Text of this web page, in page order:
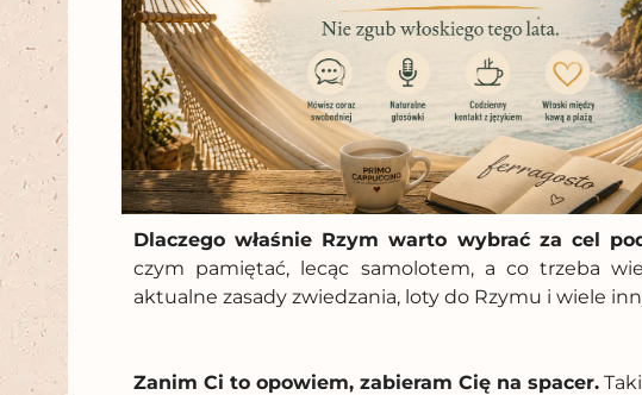
Dlaczego właśnie Rzym warto wybrać za cel
czym pamiętać, lecąc samolotem, a co trzeba
aktualne zasady zwiedzania, loty do Rzymu i wiele
Zanim Ci to opowiem, zabieram Cię na spacer.